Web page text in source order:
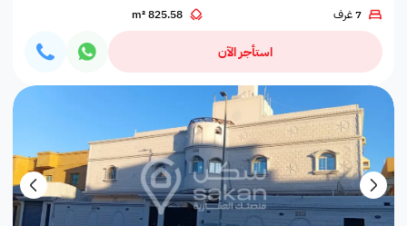
7 غرف 825.58 m²
استأجر الآن